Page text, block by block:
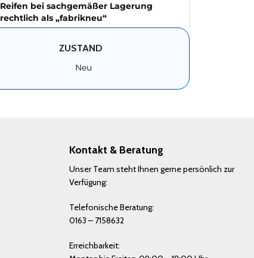
Reifen bei sachgemäßer Lagerung
rechtlich als „fabrikneu“
ZUSTAND
Neu
Kontakt & Beratung
Unser Team steht Ihnen gerne persönlich zur
Verfügung:
Telefonische Beratung:
0163 – 7158632
Erreichbarkeit: